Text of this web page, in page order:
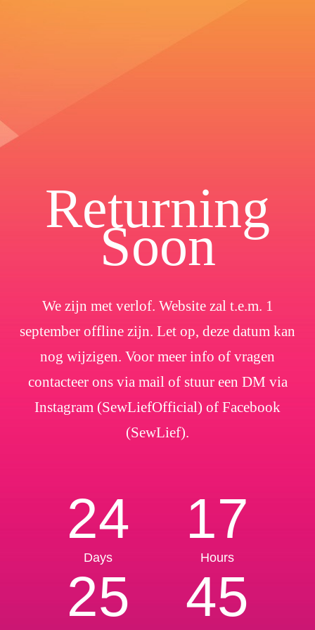
Returning
Soon
We zijn met verlof. Website zal t.e.m. 1
september offline zijn. Let op, deze datum kan
nog wijzigen. Voor meer info of vragen
contacteer ons via mail of stuur een DM via
Instagram (SewLiefOfficial) of Facebook
(SewLief).
24
Days
17
Hours
25 45